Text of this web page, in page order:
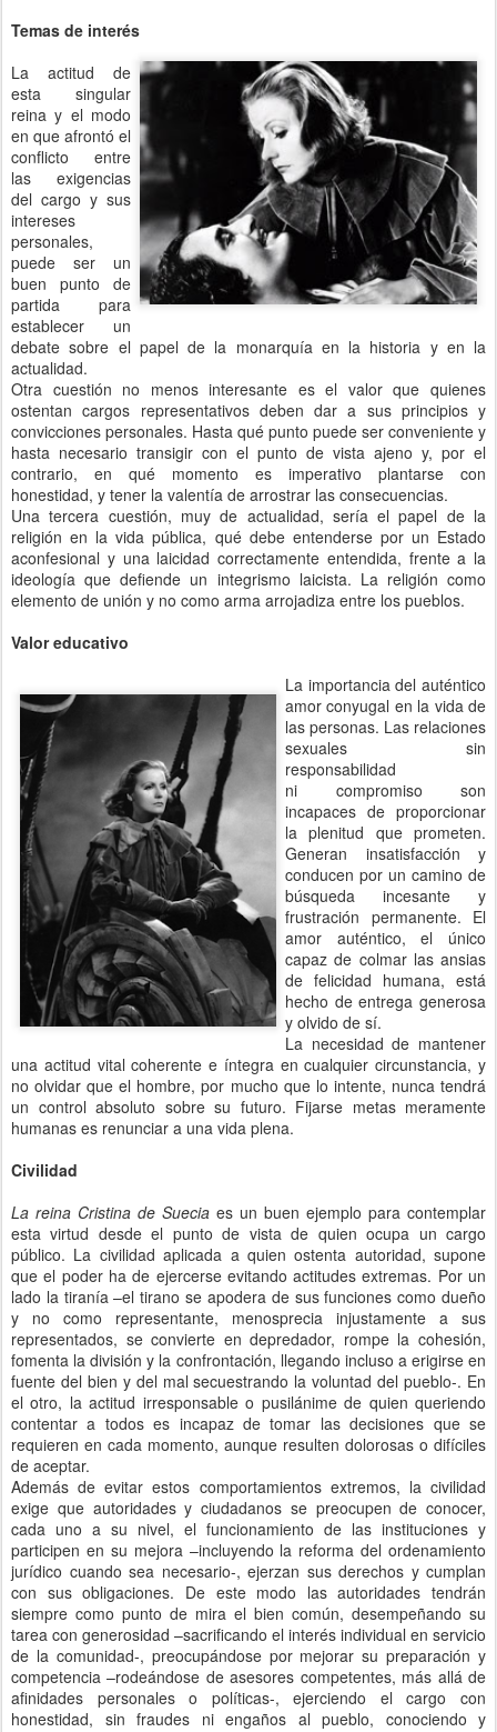
Temas de interés
La actitud de
esta singular
reina y el modo
en que afrontó el
conflicto entre
las exigencias
del cargo y sus
intereses
personales,
puede ser un
buen punto de
partida para
establecer un
debate sobre el papel de la monarquía en la historia y en la
actualidad.
Otra cuestión no menos interesante es el valor que quienes
ostentan cargos representativos deben dar a sus principios y
convicciones personales. Hasta qué punto puede ser conveniente y
hasta necesario transigir con el punto de vista ajeno y, por el
contrario, en qué momento es imperativo plantarse con
honestidad, y tener la valentía de arrostrar las consecuencias.
Una tercera cuestión, muy de actualidad, sería el papel de la
religión en la vida pública, qué debe entenderse por un Estado
aconfesional y una laicidad correctamente entendida, frente a la
ideología que defiende un integrismo laicista. La religión como
elemento de unión y no como arma arrojadiza entre los pueblos.
Valor educativo
La importancia del auténtico
amor conyugal en la vida de
las personas. Las relaciones
sexuales sin
responsabilidad
ni compromiso son
incapaces de proporcionar
la plenitud que prometen.
Generan insatisfacción y
conducen por un camino de
búsqueda incesante y
frustración permanente. El
amor auténtico, el único
capaz de colmar las ansias
de felicidad humana, está
hecho de entrega generosa
y olvido de sí.
La necesidad de mantener
una actitud vital coherente e íntegra en cualquier circunstancia, y
no olvidar que el hombre, por mucho que lo intente, nunca tendrá
un control absoluto sobre su futuro. Fijarse metas meramente
humanas es renunciar a una vida plena.
Civilidad
La reina Cristina de Suecia es un buen ejemplo para contemplar
esta virtud desde el punto de vista de quien ocupa un cargo
público. La civilidad aplicada a quien ostenta autoridad, supone
que el poder ha de ejercerse evitando actitudes extremas. Por un
lado la tiranía –el tirano se apodera de sus funciones como dueño
y no como representante, menosprecia injustamente a sus
representados, se convierte en depredador, rompe la cohesión,
fomenta la división y la confrontación, llegando incluso a erigirse en
fuente del bien y del mal secuestrando la voluntad del pueblo-. En
el otro, la actitud irresponsable o pusilánime de quien queriendo
contentar a todos es incapaz de tomar las decisiones que se
requieren en cada momento, aunque resulten dolorosas o difíciles
de aceptar.
Además de evitar estos comportamientos extremos, la civilidad
exige que autoridades y ciudadanos se preocupen de conocer,
cada uno a su nivel, el funcionamiento de las instituciones y
participen en su mejora –incluyendo la reforma del ordenamiento
jurídico cuando sea necesario-, ejerzan sus derechos y cumplan
con sus obligaciones. De este modo las autoridades tendrán
siempre como punto de mira el bien común, desempeñando su
tarea con generosidad –sacrificando el interés individual en servicio
de la comunidad-, preocupándose por mejorar su preparación y
competencia –rodeándose de asesores competentes, más allá de
afinidades personales o políticas-, ejerciendo el cargo con
honestidad, sin fraudes ni engaños al pueblo, conociendo y